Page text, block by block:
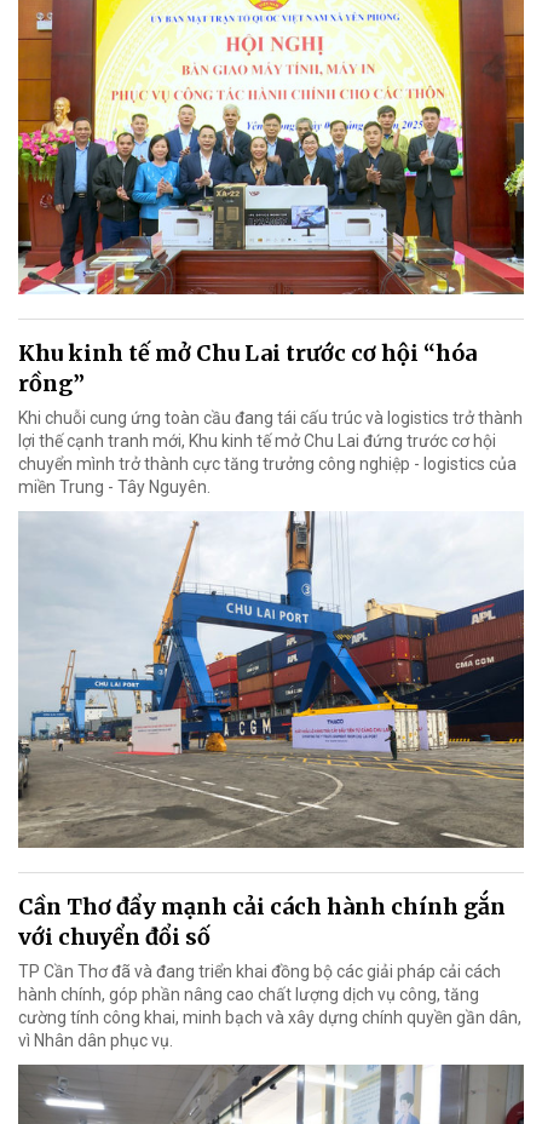
Khu kinh tế mở Chu Lai trước cơ hội “hóa
rồng”
Khi chuỗi cung ứng toàn cầu đang tái cấu trúc và logistics trở thành
lợi thế cạnh tranh mới, Khu kinh tế mở Chu Lai đứng trước cơ hội
chuyển mình trở thành cực tăng trưởng công nghiệp - logistics của
miền Trung - Tây Nguyên.
Cần Thơ đẩy mạnh cải cách hành chính gắn
với chuyển đổi số
TP Cần Thơ đã và đang triển khai đồng bộ các giải pháp cải cách
hành chính, góp phần nâng cao chất lượng dịch vụ công, tăng
cường tính công khai, minh bạch và xây dựng chính quyền gần dân,
vì Nhân dân phục vụ.